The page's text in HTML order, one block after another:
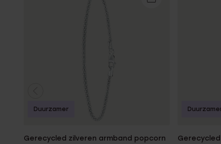
Gerecycled zilveren armband popcorn
Duurzamer